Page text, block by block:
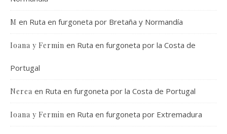
M en Ruta en furgoneta por Bretaña y Normandía
Ioana y Fermin en Ruta en furgoneta por la Costa de
Portugal
Nerea en Ruta en furgoneta por la Costa de Portugal
Ioana y Fermin en Ruta en furgoneta por Extremadura